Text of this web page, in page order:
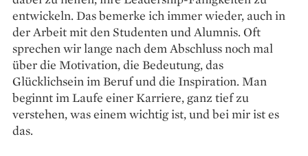
entwickeln. Das bemerke ich immer wieder, auch in
der Arbeit mit den Studenten und Alumnis. Oft
sprechen wir lange nach dem Abschluss noch mal
über die Motivation, die Bedeutung, das
Glücklichsein im Beruf und die Inspiration. Man
beginnt im Laufe einer ­Karriere, ganz tief zu
verstehen, was einem wichtig ist, und bei mir ist es
das.